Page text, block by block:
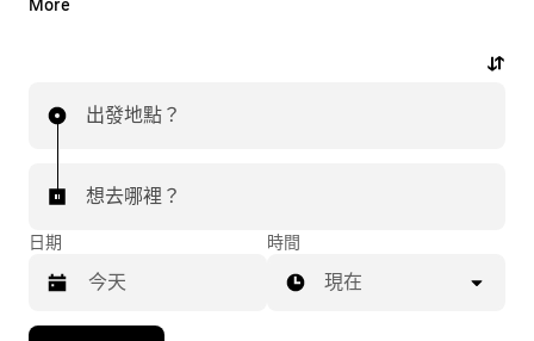
要乘車？隨時透過 App 或網站預約行程，享受經濟實惠
More
出發地點？
想去哪裡？
日期 時間
現在